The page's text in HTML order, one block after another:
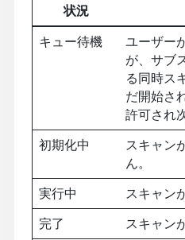
状況
キュー待機
ユーザー
が、サブ
る同時ス
だ開始さ
許可され
初期化中
スキャン
ん。
実行中
スキャン
完了
スキャン